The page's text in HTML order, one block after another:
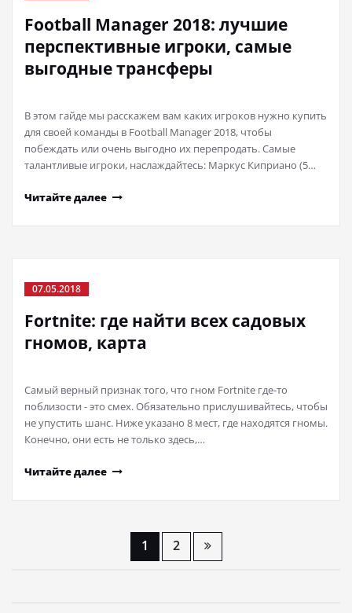
Football Manager 2018: лучшие
перспективные игроки, самые
выгодные трансферы
В этом гайде мы расскажем вам каких игроков нужно купить
для своей команды в Football Manager 2018, чтобы
побеждать или очень выгодно их перепродать. Самые
талантливые игроки, наслаждайтесь: Маркус Киприано (5…
Читайте далее
07.05.2018
Fortnite: где найти всех садовых
гномов, карта
Самый верный признак того, что гном Fortnite где-то
поблизости - это смех. Обязательно прислушивайтесь, чтобы
не упустить шанс. Ниже указано 8 мест, где находятся гномы.
Конечно, они есть не только здесь,…
Читайте далее
1 2